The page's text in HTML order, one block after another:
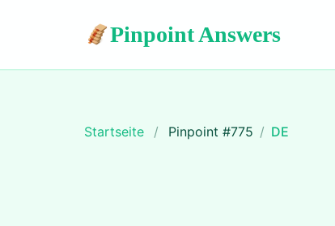
Pinpoint Answers
Startseite / Pinpoint #775 / DE